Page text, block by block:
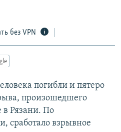
без VPN
погибли и пятеро
произошедшего
в Рязани. По
сработало взрывное